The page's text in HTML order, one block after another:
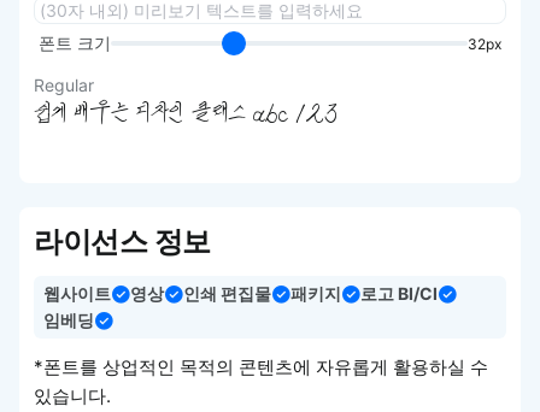
폰트 크기 32px
Regular
쉽게 배우는 디자인 클래스 abc 123
라이선스 정보
웹사이트 영상 인쇄 편집물 패키지
로고 BI/CI
임베딩
*폰트를 상업적인 목적의 콘텐츠에 자유롭게 활용하실 수
있습니다.